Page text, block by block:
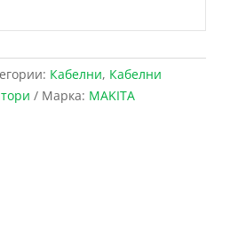
Кабелни, Кабелни
Марка: MAKITA